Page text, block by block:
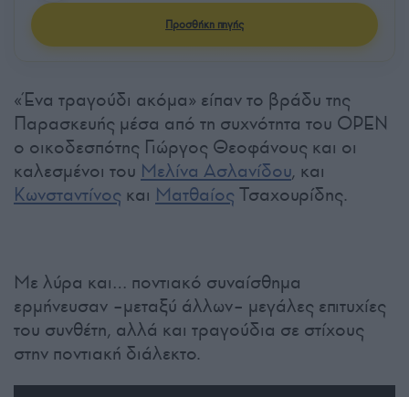
Προσθήκη πηγής
«Ένα τραγούδι ακόμα» είπαν το βράδυ της
Παρασκευής μέσα από τη συχνότητα του OPEN
ο οικοδεσπότης Γιώργος Θεοφάνους και οι
καλεσμένοι του Μελίνα Ασλανίδου, και
Κωνσταντίνος και Ματθαίος Τσαχουρίδης.
Με λύρα και… ποντιακό συναίσθημα
ερμήνευσαν –μεταξύ άλλων– μεγάλες επιτυχίες
του συνθέτη, αλλά και τραγούδια σε στίχους
στην ποντιακή διάλεκτο.